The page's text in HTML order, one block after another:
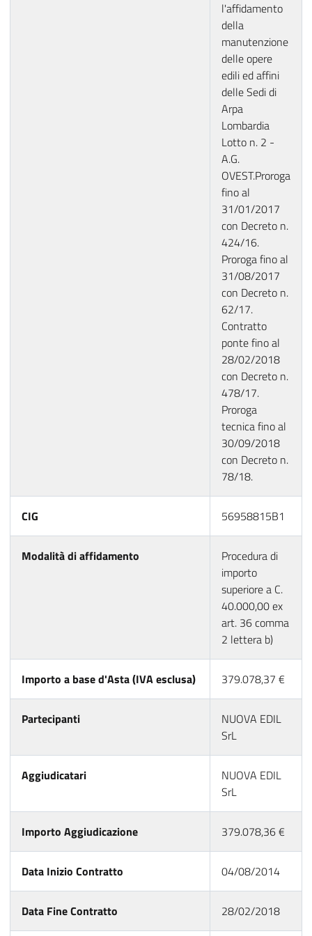
l'affidamento
della
manutenzione
delle opere
edili ed affini
delle Sedi di
Arpa
Lombardia
Lotto n. 2 -
A.G.
OVEST.Proroga
fino al
31/01/2017
con Decreto n.
424/16.
Proroga fino al
31/08/2017
con Decreto n.
62/17.
Contratto
ponte fino al
28/02/2018
con Decreto n.
478/17.
Proroga
tecnica fino al
30/09/2018
con Decreto n.
78/18.
CIG 56958815B1
Modalità di affidamento
Procedura di
importo
superiore a C.
40.000,00 ex
art. 36 comma
2 lettera b)
Importo a base d'Asta (IVA esclusa) 379.078,37 €
Partecipanti
NUOVA EDIL
SrL
Aggiudicatari
NUOVA EDIL
SrL
Importo Aggiudicazione 379.078,36 €
Data Inizio Contratto 04/08/2014
Data Fine Contratto 28/02/2018